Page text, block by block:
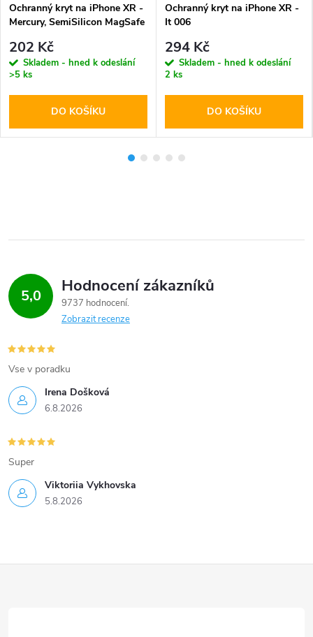
Ochranný kryt na iPhone XR -
Mercury, SemiSilicon MagSafe
202 Kč
Skladem - hned k odeslání
>5 ks
DO KOŠÍKU
Ochranný kryt na iPhone XR -
It 006
294 Kč
Skladem - hned k odeslání
2 ks
DO KOŠÍKU
5,0 Hodnocení zákazníků
9737 hodnocení
Zobrazit recenze
Irena Došková
6.8.2026
Vse v poradku
Viktoriia Vykhovska
5.8.2026
Super